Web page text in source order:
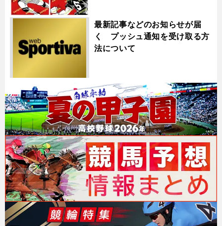
最新記事などのお知らせが届
く プッシュ通知を受け取る方
法について